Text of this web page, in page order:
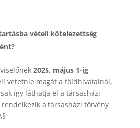
vételi kötelezettség
2025. május 1-ig
vetetnie magát a földhivatalnál,
így láthatja el a társasházi
a társasházi törvény